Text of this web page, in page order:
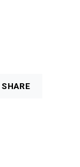
SHARE